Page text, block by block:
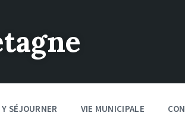
SÉJOURNER VIE MUNICIPALE